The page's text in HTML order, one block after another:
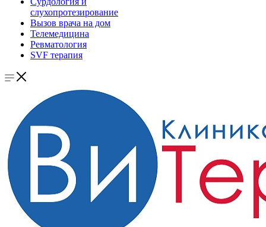
слухопротезирование
Вызов врача на дом
Телемедицина
Ревматология
SVF терапия